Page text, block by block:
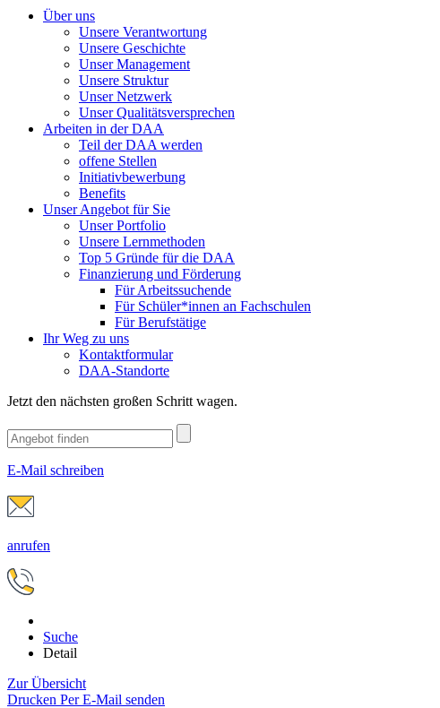
Über uns
Unsere Verantwortung
Unsere Geschichte
Unser Management
Unsere Struktur
Unser Netzwerk
Unser Qualitätsversprechen
Arbeiten in der DAA
Teil der DAA werden
offene Stellen
Initiativbewerbung
Benefits
Unser Angebot für Sie
Unser Portfolio
Unsere Lernmethoden
Top 5 Gründe für die DAA
Finanzierung und Förderung
Für Arbeitssuchende
Für Schüler*innen an Fachschulen
Für Berufstätige
Ihr Weg zu uns
Kontaktformular
DAA-Standorte
Jetzt den nächsten großen Schritt wagen.
E-Mail schreiben
anrufen
Suche
Detail
Zur Übersicht
Drucken Per E-Mail senden